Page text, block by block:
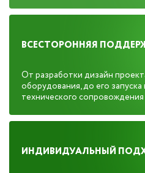
ВСЕСТОРОННЯЯ
От разработки дизайн
оборудования, до его
технического сопровождения
ИНДИВИДУАЛЬНЫЙ